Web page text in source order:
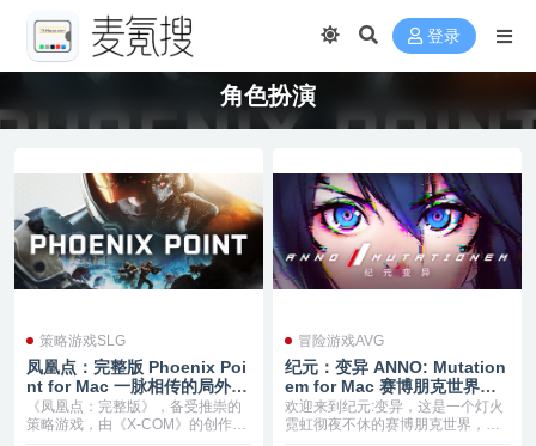
登录
角色扮演
策略游戏SLG
凤凰点：完整版 Phoenix Poi
nt for Mac 一脉相传的局外运
营与局内战旗SLG 打异形 v1.
30.1.Incl.DLC
《凤凰点：完整版》，备受推崇的
策略游戏，由《X-COM》的创作者
冒险游戏AVG
纪元：变异 ANNO: Mutation
em for Mac 赛博朋克世界风
格游戏 v1.2.00.00
欢迎来到纪元:变异，这是一个灯火
霓虹彻夜不休的赛博朋克世界，血